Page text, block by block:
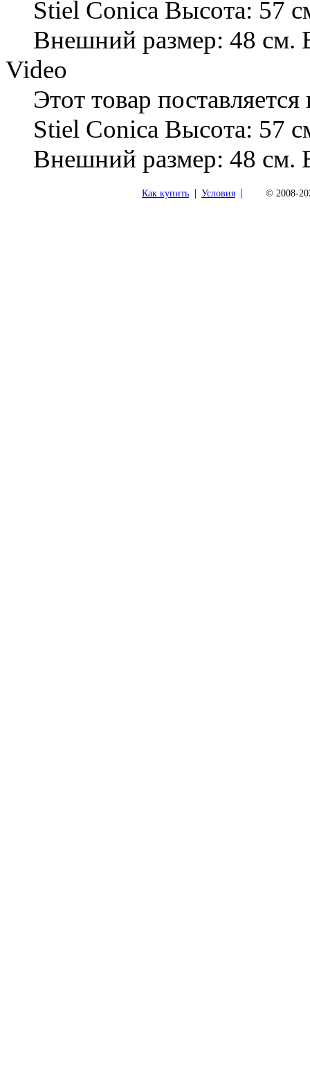
Stiel Conica Высота: 57
Внешний размер: 48 см.
Video
Этот товар
Stiel Conica Высота: 57
Внешний размер: 48 см.
Как купить | Условия | © 2008-